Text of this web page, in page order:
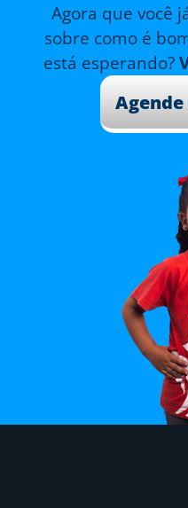
Agora que você
sobre como é
está esperando?